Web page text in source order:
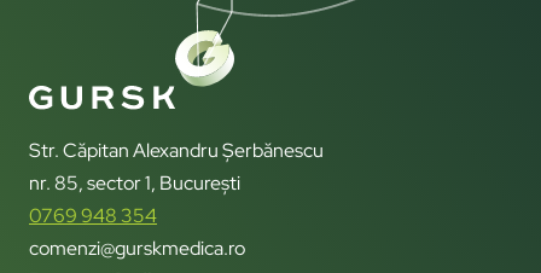
Str. Căpitan Alexandru Șerbănescu
nr. 85, sector 1, București
0769 948 354
comenzi@gurskmedica.ro